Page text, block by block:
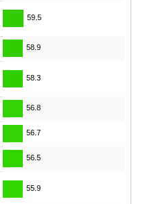
59.5
58.9
58.3
56.8
56.7
56.5
55.9